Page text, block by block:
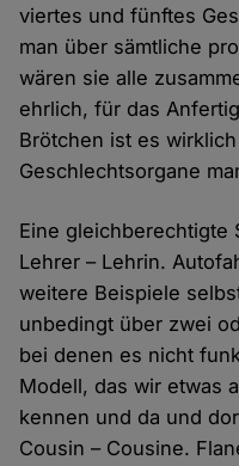
viertes und fünftes
man über sämtliche
wären sie alle
ehrlich, für das
Brötchen ist es
Geschlechtsorgane
Eine gleichberechtigte
Lehrer – Lehrin.
weitere Beispiele
unbedingt über zwei
bei denen es nicht
Modell, das wir etwas
kennen und da und
Cousin – Cousine.